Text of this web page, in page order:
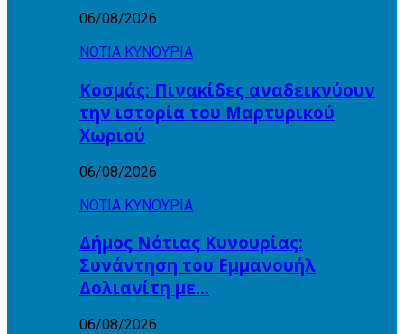
06/08/2026
ΝΟΤΙΑ ΚΥΝΟΥΡΙΑ
Κοσμάς: Πινακίδες αναδεικνύουν
την ιστορία του Μαρτυρικού
Χωριού
06/08/2026
ΝΟΤΙΑ ΚΥΝΟΥΡΙΑ
Δήμος Νότιας Κυνουρίας:
Συνάντηση του Εμμανουήλ
Δολιανίτη με…
06/08/2026